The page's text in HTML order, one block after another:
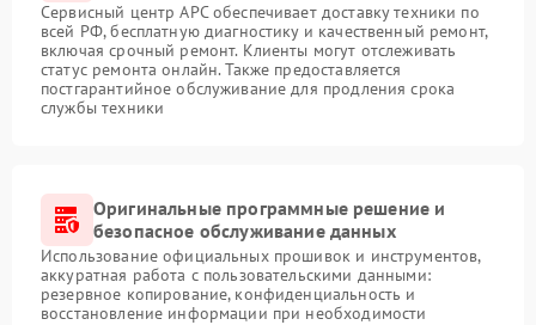
Сервисный центр APC обеспечивает доставку техники по
всей РФ, бесплатную диагностику и качественный ремонт,
включая срочный ремонт. Клиенты могут отслеживать
статус ремонта онлайн. Также предоставляется
постгарантийное обслуживание для продления срока
службы техники
Оригинальные программные решение и
безопасное обслуживание данных
Использование официальных прошивок и инструментов,
аккуратная работа с пользовательскими данными:
резервное копирование, конфиденциальность и
восстановление информации при необходимости